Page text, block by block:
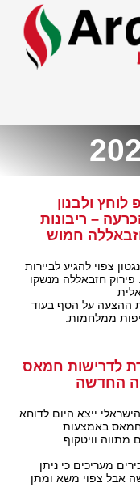
ולבנון
– ריבונות
חמוש
צפוי להגיע לביירות
חזבאללה מנשקו
ההצעה על הסף בעוד
ממלחמות.
לדרישות חמאס
החדשה
ייצא היום לדוחא
חמאס באמצעות
מתווה וויטקוף
מעריכים כי ניתן
אבל צפוי משא ומתן